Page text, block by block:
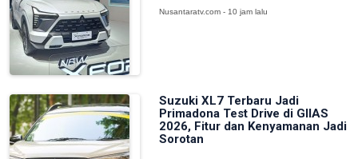
Nusantaratv.com - 10 jam lalu
Suzuki XL7 Terbaru Jadi
Primadona Test Drive di GIIAS
2026, Fitur dan Kenyamanan Jadi
Sorotan